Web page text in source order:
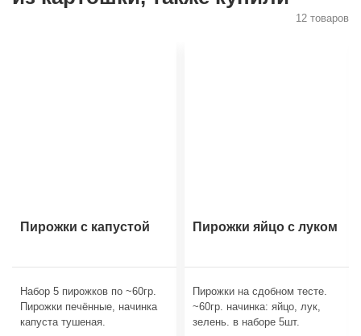
12 товаров
Пирожки с капустой
Набор 5 пирожков по ~60гр.
Пирожки печённые, начинка
капуста тушеная.
Пирожки яйцо с луком
Пирожки на сдобном тесте.
~60гр. начинка: яйцо, лук,
зелень. в наборе 5шт.